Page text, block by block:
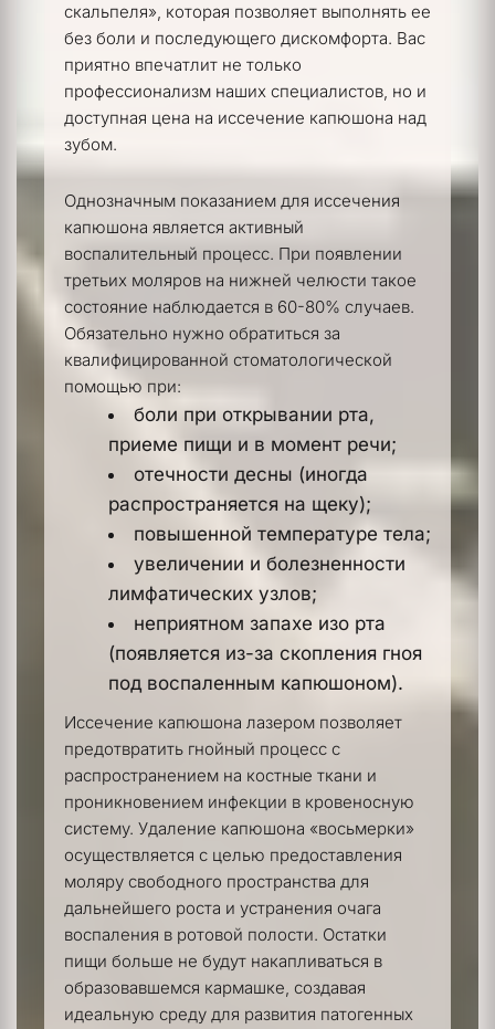
скальпеля», которая позволяет выполнять ее
без боли и последующего дискомфорта. Вас
приятно впечатлит не только
профессионализм наших специалистов, но и
доступная цена на иссечение капюшона над
зубом.
Однозначным показанием для иссечения
капюшона является активный
воспалительный процесс. При появлении
третьих моляров на нижней челюсти такое
состояние наблюдается в 60-80% случаев.
Обязательно нужно обратиться за
квалифицированной стоматологической
помощью при:
боли при открывании рта,
приеме пищи и в момент речи;
отечности десны (иногда
распространяется на щеку);
повышенной температуре тела;
увеличении и болезненности
лимфатических узлов;
неприятном запахе изо рта
(появляется из-за скопления гноя
под воспаленным капюшоном).
Иссечение капюшона лазером позволяет
предотвратить гнойный процесс с
распространением на костные ткани и
проникновением инфекции в кровеносную
систему. Удаление капюшона «восьмерки»
осуществляется с целью предоставления
моляру свободного пространства для
дальнейшего роста и устранения очага
воспаления в ротовой полости. Остатки
пищи больше не будут накапливаться в
образовавшемся кармашке, создавая
идеальную среду для развития патогенных